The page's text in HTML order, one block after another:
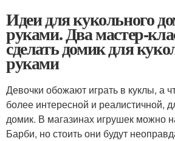
Идеи для кукольного
руками. Два мастер-
сделать домик для
руками
Девочки обожают играть в куклы, а
более интересной и реалистичной,
домик. В магазинах игрушек можно
Барби, но стоить они будут